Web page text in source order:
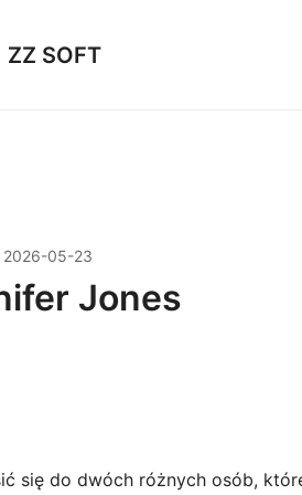
ZZ SOFT
2026-05-23
Jones
się do dwóch różnych osób,